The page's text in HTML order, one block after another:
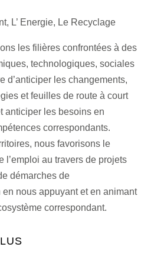
L’ Energie, Le Recyclage
les filières confrontées à des
technologiques, sociales
d’anticiper les changements,
et feuilles de route à court
anticiper les besoins en
correspondants.
nous favorisons le
l’emploi au travers de projets
démarches de
nous appuyant et en animant
correspondant.